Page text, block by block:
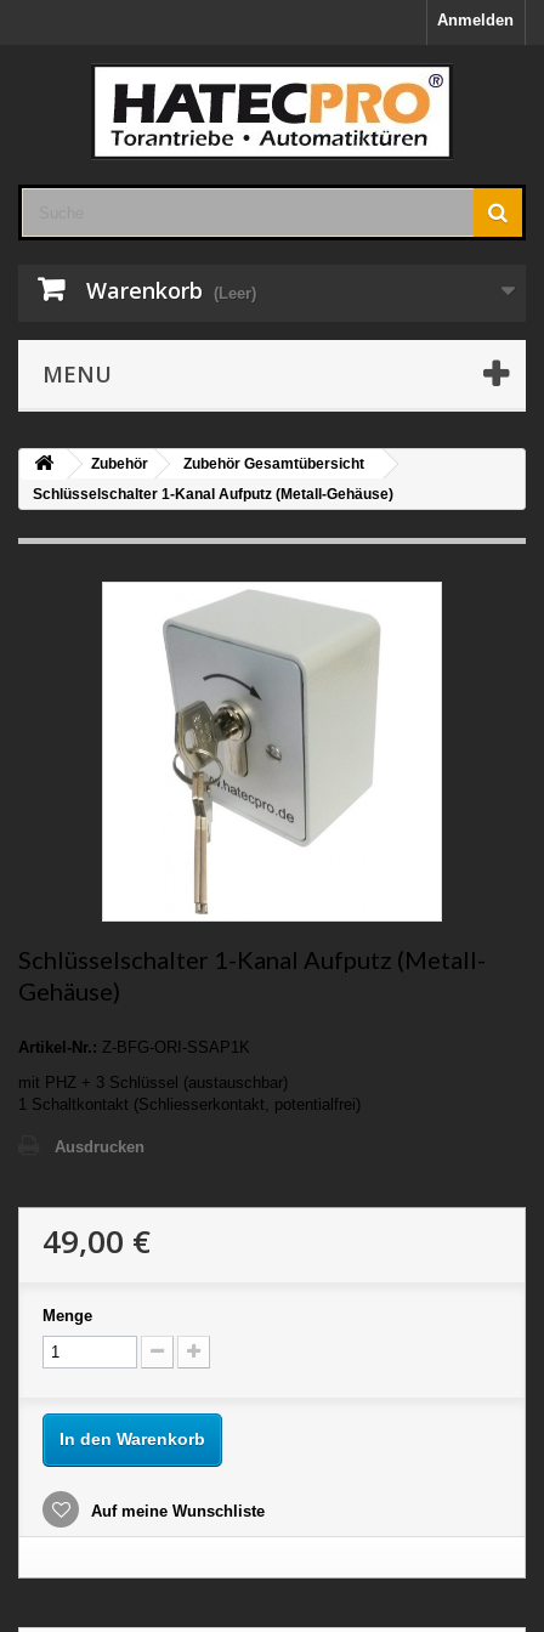
Anmelden
Warenkorb (Leer)
MENU
Zubehör
Zubehör Gesamtübersicht
Schlüsselschalter 1-Kanal Aufputz (Metall-Gehäuse)
Schlüsselschalter 1-Kanal Aufputz (Metall-
Gehäuse)
Artikel-Nr.: Z-BFG-ORI-SSAP1K
mit PHZ + 3 Schlüssel (austauschbar)
1 Schaltkontakt (Schliesserkontakt, potentialfrei)
Ausdrucken
49,00 €
Menge
In den Warenkorb
Auf meine Wunschliste